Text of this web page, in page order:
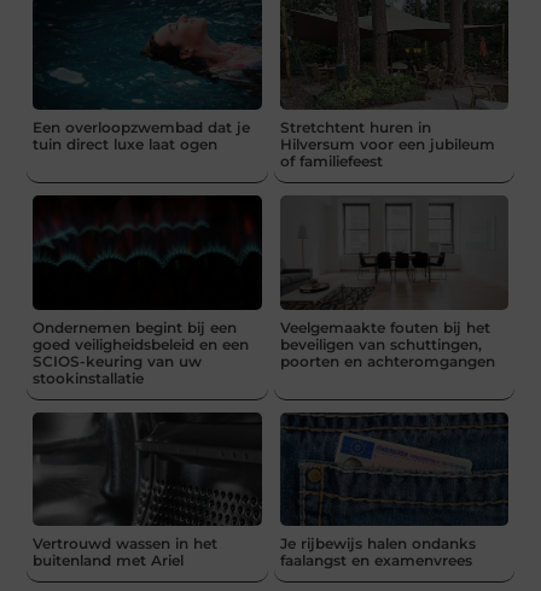
Een overloopzwembad dat je
tuin direct luxe laat ogen
Stretchtent huren in
Hilversum voor een jubileum
of familiefeest
Ondernemen begint bij een
goed veiligheidsbeleid en een
SCIOS-keuring van uw
stookinstallatie
Veelgemaakte fouten bij het
beveiligen van schuttingen,
poorten en achteromgangen
Vertrouwd wassen in het
buitenland met Ariel
Je rijbewijs halen ondanks
faalangst en examenvrees